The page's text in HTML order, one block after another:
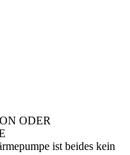
ODER
ist beides kein